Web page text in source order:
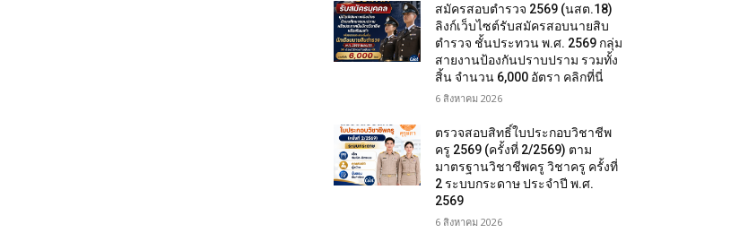
สมัครสอบตํารวจ 2569 (นสต.18)
ลิงก์เว็บไซต์รับสมัครสอบนายสิบ
ตำรวจ ชั้นประทวน พ.ศ. 2569 กลุ่ม
สายงานป้องกันปราบปราม รวมทั้ง
สิ้น จำนวน 6,000 อัตรา คลิกที่นี่
6 สิงหาคม 2026
ตรวจสอบสิทธิ์ใบประกอบวิชาชีพ
ครู 2569 (ครั้งที่ 2/2569) ตาม
มาตรฐานวิชาชีพครู วิชาครู ครั้งที่
2 ระบบกระดาษ ประจำปี พ.ศ.
2569
6 สิงหาคม 2026